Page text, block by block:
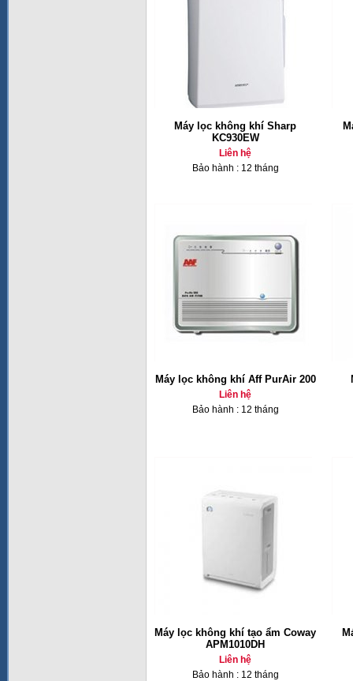
Máy lọc không khí Sharp
KC930EW
Liên hệ
Bảo hành : 12 tháng
Máy lọc không khí Aff PurAir 200
Liên hệ
Bảo hành : 12 tháng
Máy lọc không khí tạo ẩm Coway
APM1010DH
Liên hệ
Bảo hành : 12 tháng